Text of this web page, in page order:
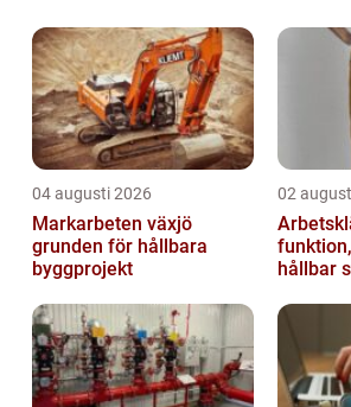
kommunicera med kunder och
närvaro on...
04 augusti 2026
Markarbeten växjö
grunden för hållbara
byggprojekt
02
hållbar